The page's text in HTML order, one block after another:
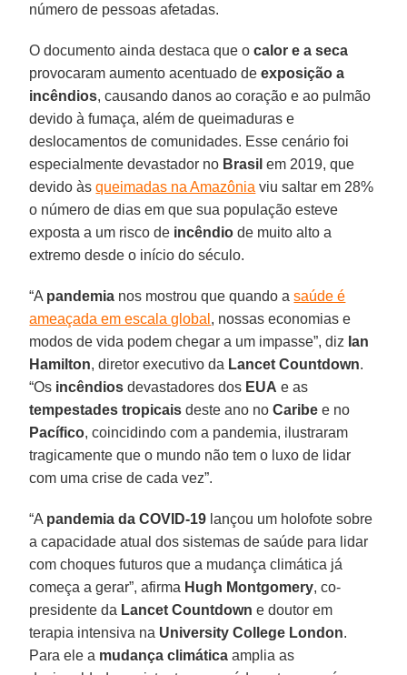
número de pessoas afetadas.
O documento ainda destaca que ocalor e a seca
provocaram aumento acentuado deexposição a
incêndios, causando danos ao coração e ao pulmão
devido à fumaça, além de queimaduras e
deslocamentos de comunidades. Esse cenário foi
especialmente devastador no Brasil em 2019, que
devido àsqueimadas na Amazônia viu saltar em 28%
o número de dias em que sua população esteve
exposta a um risco de incêndio de muito alto a
extremo desde o início do século.
“A pandemia nos mostrou que quando asaúde é
ameaçada em escala global , nossas economias e
modos de vida podem chegar a um impasse”, diz Ian
Hamilton, diretor executivo da Lancet Countdown.
“Os incêndios devastadores dos EUA e as
tempestades tropicais deste ano noCaribe e no
Pacífico, coincidindo com a pandemia, ilustraram
tragicamente que o mundo não tem o luxo de lidar
com uma crise de cada vez”.
“A pandemia da COVID-19 lançou um holofote sobre
a capacidade atual dos sistemas de saúde para lidar
com choques futuros que a mudança climática já
começa a gerar”, afirma Hugh Montgomery, co-
presidente da Lancet Countdown e doutor em
terapia intensiva na University College London.
Para ele a mudança climática amplia as